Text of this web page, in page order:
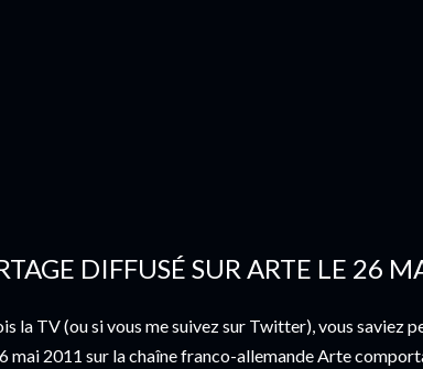
DIFFUSÉ SUR ARTE LE 26
la TV (ou si vous me suivez sur Twitter), vous saviez
mai 2011 sur la chaîne franco-allemande Arte